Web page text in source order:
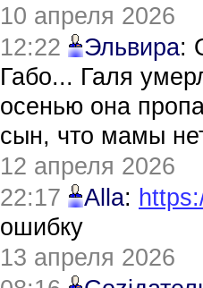
10 апреля 2026
12:22
Эльвира:
Габо... Галя
осенью она
сын, что мамы
12 апреля 2026
22:17
Alla:
ошибку
13 апреля 2026